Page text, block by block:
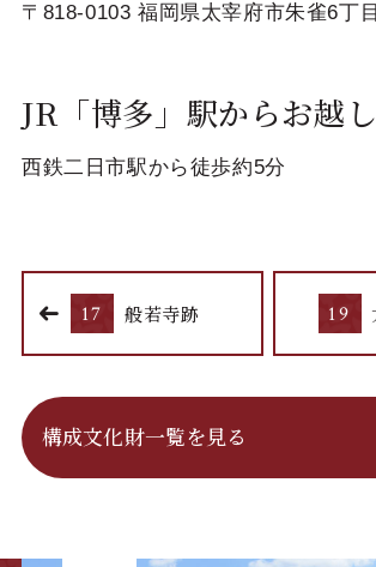
〒818-0103 福岡県太宰府市朱雀6丁
JR「博多」駅からお越
西鉄二日市駅から徒歩約5分
17 般若寺跡 19
構成文化財一覧を見る